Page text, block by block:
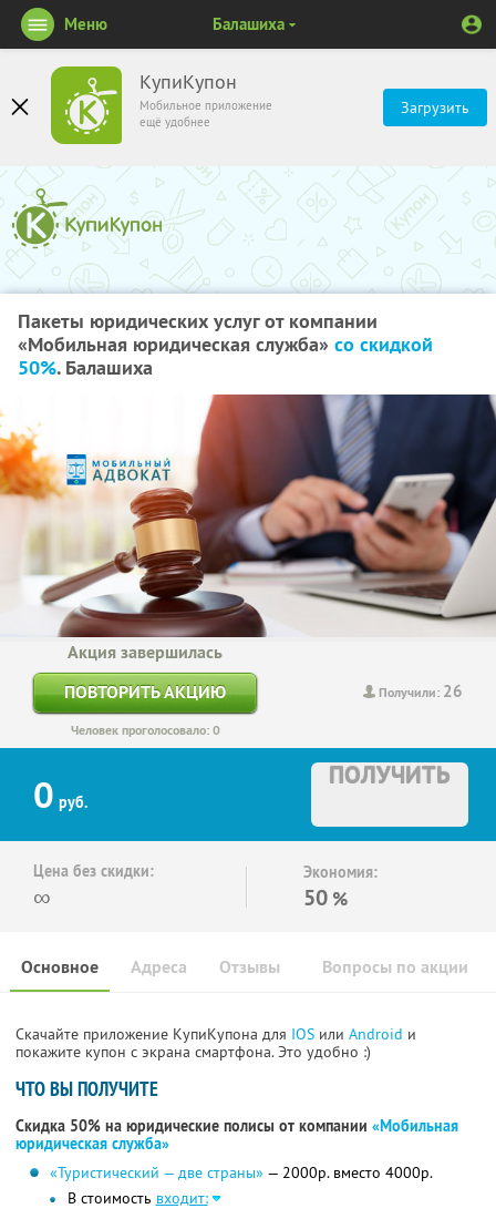
КупиКупон
Мобильное приложение
ещё удобнее
Загрузить
Меню Балашиха
Пакеты юридических услуг от компании
«Мобильная юридическая служба» со скидкой
50%. Балашиха
Получили: 26
Акция завершилась
ПОВТОРИТЬ АКЦИЮ
Человек проголосовало: 0
0 руб.
ПОЛУЧИТЬ
Цена без скидки:
∞
Экономия:
50 %
Основное Отзывы Вопросы по акции
Адреса
Скачайте приложение КупиКупона для IOS или Android и
покажите купон с экрана смартфона. Это удобно :)
ЧТО ВЫ ПОЛУЧИТЕ
Скидка 50% на юридические полисы от компании «Мобильная
юридическая служба»
«Туристический — две страны» — 2000р. вместо 4000р.
В стоимость входит: